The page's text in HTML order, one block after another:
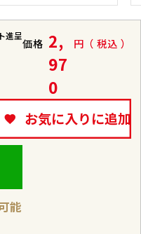
進呈
価格 2,
97
0
税込
お気に入りに追加
能